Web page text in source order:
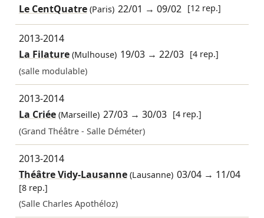
Le CentQuatre(Paris) 22/01 →09/02 [12 rep.]
2013-2014
La Filature(Mulhouse) 19/03 →22/03 [4 rep.]
(salle modulable)
2013-2014
La Criée(Marseille) 27/03 →30/03 [4 rep.]
(Grand Théâtre - Salle Déméter)
2013-2014
Théâtre Vidy-Lausanne(Lausanne) 03/04 → 11/04
[8 rep.]
(Salle Charles Apothéloz)